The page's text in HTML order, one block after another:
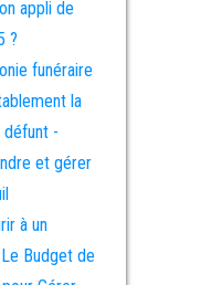
appli de
?
funéraire
la
défunt -
et gérer
à un
Le Budget de